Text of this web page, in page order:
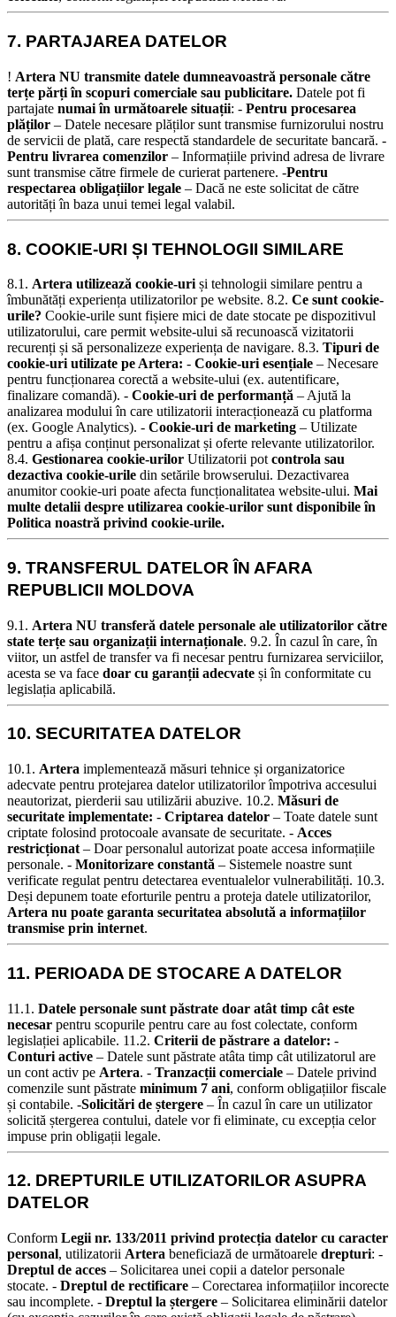
7. PARTAJAREA DATELOR
! Artera NU transmite datele dumneavoastră personale către
terțe părți în scopuri comerciale sau publicitare. Datele pot fi
partajate numai în următoarele situații: - Pentru procesarea
plăților – Datele necesare plăților sunt transmise furnizorului nostru
de servicii de plată, care respectă standardele de securitate bancară. -
Pentru livrarea comenzilor – Informațiile privind adresa de livrare
sunt transmise către firmele de curierat partenere. -Pentru
respectarea obligațiilor legale – Dacă ne este solicitat de către
autorități în baza unui temei legal valabil.
8. COOKIE-URI ȘI TEHNOLOGII SIMILARE
8.1. Artera utilizează cookie-uri și tehnologii similare pentru a
îmbunătăți experiența utilizatorilor pe website. 8.2. Ce sunt cookie-
urile? Cookie-urile sunt fișiere mici de date stocate pe dispozitivul
utilizatorului, care permit website-ului să recunoască vizitatorii
recurenți și să personalizeze experiența de navigare. 8.3. Tipuri de
cookie-uri utilizate pe Artera: - Cookie-uri esențiale – Necesare
pentru funcționarea corectă a website-ului (ex. autentificare,
finalizare comandă). - Cookie-uri de performanță – Ajută la
analizarea modului în care utilizatorii interacționează cu platforma
(ex. Google Analytics). - Cookie-uri de marketing – Utilizate
pentru a afișa conținut personalizat și oferte relevante utilizatorilor.
8.4. Gestionarea cookie-urilor Utilizatorii pot controla sau
dezactiva cookie-urile din setările browserului. Dezactivarea
anumitor cookie-uri poate afecta funcționalitatea website-ului. Mai
multe detalii despre utilizarea cookie-urilor sunt disponibile în
Politica noastră privind cookie-urile.
9. TRANSFERUL DATELOR ÎN AFARA
REPUBLICII MOLDOVA
9.1. Artera NU transferă datele personale ale utilizatorilor către
state terțe sau organizații internaționale. 9.2. În cazul în care, în
viitor, un astfel de transfer va fi necesar pentru furnizarea serviciilor,
acesta se va face doar cu garanții adecvate și în conformitate cu
legislația aplicabilă.
10. SECURITATEA DATELOR
10.1. Artera implementează măsuri tehnice și organizatorice
adecvate pentru protejarea datelor utilizatorilor împotriva accesului
neautorizat, pierderii sau utilizării abuzive. 10.2. Măsuri de
securitate implementate: - Criptarea datelor – Toate datele sunt
criptate folosind protocoale avansate de securitate. - Acces
restricționat – Doar personalul autorizat poate accesa informațiile
personale. - Monitorizare constantă – Sistemele noastre sunt
verificate regulat pentru detectarea eventualelor vulnerabilități. 10.3.
Deși depunem toate eforturile pentru a proteja datele utilizatorilor,
Artera nu poate garanta securitatea absolută a informațiilor
transmise prin internet.
11. PERIOADA DE STOCARE A DATELOR
11.1. Datele personale sunt păstrate doar atât timp cât este
necesar pentru scopurile pentru care au fost colectate, conform
legislației aplicabile. 11.2. Criterii de păstrare a datelor: -
Conturi active – Datele sunt păstrate atâta timp cât utilizatorul are
un cont activ pe Artera. - Tranzacții comerciale – Datele privind
comenzile sunt păstrate minimum 7 ani, conform obligațiilor fiscale
și contabile. -Solicitări de ștergere – În cazul în care un utilizator
solicită ștergerea contului, datele vor fi eliminate, cu excepția celor
impuse prin obligații legale.
12. DREPTURILE UTILIZATORILOR ASUPRA
DATELOR
Conform Legii nr. 133/2011 privind protecția datelor cu caracter
personal, utilizatorii Artera beneficiază de următoarele drepturi: -
Dreptul de acces – Solicitarea unei copii a datelor personale
stocate. - Dreptul de rectificare – Corectarea informațiilor incorecte
sau incomplete. - Dreptul la ștergere – Solicitarea eliminării datelor